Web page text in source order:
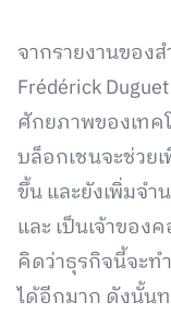
จากรายงานของ
Frédérick
ศักยภาพของเทค
บล็อกเชนจะช่วย
ขึ้น และยังเพิ่มจำ
และ เป็นเจ้าของ
คิดว่าธุรกิจนี้จะท
ได้อีกมาก ดังนั้น